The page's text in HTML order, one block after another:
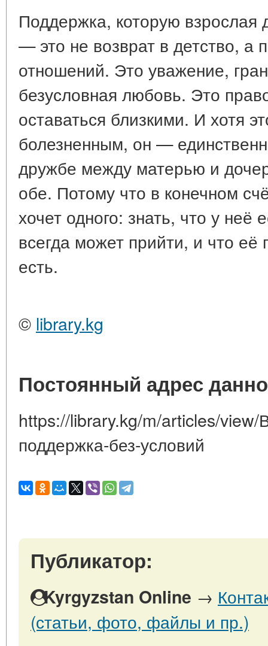
Поддержка, которую взрослая
— это не возврат в детство, а
отношений. Это уважение,
безусловная любовь. Это
оставаться близкими. И хотя
болезненным, он —
дружбе между матерью и
обе. Потому что в конечном
хочет одного: знать, что у неё
всегда может прийти, и что её
есть.
© library.kg
Постоянный адрес
https://library.kg/m/articles/view/
поддержка-без-условий
Публикатор:
Kyrgyzstan Online →
(статьи, фото, файлы и пр.)